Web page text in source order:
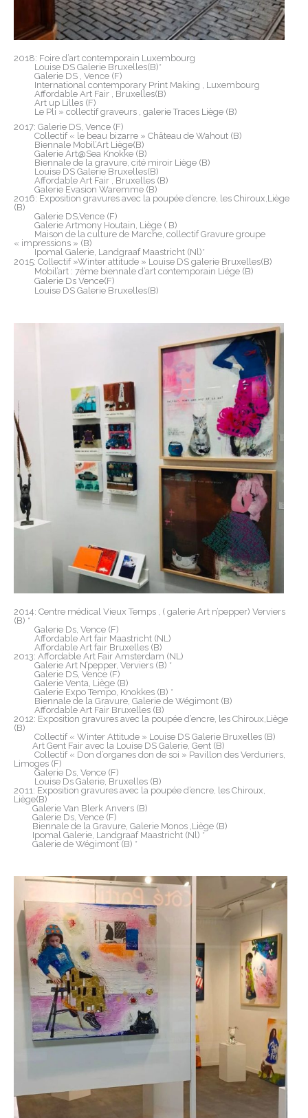
2018: Foire d’art contemporain Luxembourg
Louise DS Galerie Bruxelles(B)*
Galerie DS , Vence (F)
International contemporary Print Making , Luxembourg
Affordable Art Fair , Bruxelles(B)
Art up Lilles (F)
Le Pli » collectif graveurs , galerie Traces Liège (B)
2017: Galerie DS, Vence (F)
Collectif « le beau bizarre » Château de Wahout (B)
Biennale Mobil’Art Liège(B)
Galerie Art@Sea Knokke (B)
Biennale de la gravure, cité miroir Liège (B)
Louise DS Galerie Bruxelles(B)
Affordable Art Fair , Bruxelles (B)
Galerie Evasion Waremme (B)
2016: Exposition gravures avec la poupée d’encre, les Chiroux,Liège
(B)
Galerie DS,Vence (F)
Galerie Artmony Houtain, Liège ( B)
Maison de la culture de Marche, collectif Gravure groupe
« impressions » (B)
Ipomal Galerie, Landgraaf Maastricht (Nl)*
2015: Collectif »Winter attitude » Louise DS galerie Bruxelles(B)
Mobil’art : 7éme biennale d’art contemporain Liége (B)
Galerie Ds Vence(F)
Louise DS Galerie Bruxelles(B)
2014: Centre médical Vieux Temps , ( galerie Art n’pepper) Verviers
(B) *
Galerie Ds, Vence (F)
Affordable Art fair Maastricht (NL)
Affordable Art fair Bruxelles (B)
2013: Affordable Art Fair Amsterdam (NL)
Galerie Art N’pepper, Verviers (B) *
Galerie DS, Vence (F)
Galerie Venta, Liège (B)
Galerie Expo Tempo, Knokkes (B) *
Biennale de la Gravure, Galerie de Wégimont (B)
Affordable Art Fair Bruxelles (B)
2012: Exposition gravures avec la poupée d’encre, les Chiroux,Liège
(B)
Collectif « Winter Attitude » Louise DS Galerie Bruxelles (B)
Art Gent Fair avec la Louise DS Galerie, Gent (B)
Collectif « Don d’organes don de soi » Pavillon des Verduriers,
Limoges (F)
Galerie Ds, Vence (F)
Louise Ds Galerie, Bruxelles (B)
2011: Exposition gravures avec la poupée d’encre, les Chiroux,
Liège(B)
Galerie Van Blerk Anvers (B)
Galerie Ds, Vence (F)
Biennale de la Gravure, Galerie Monos ,Liège (B)
Ipomal Galerie, Landgraaf Maastricht (Nl) *
Galerie de Wégimont (B) *